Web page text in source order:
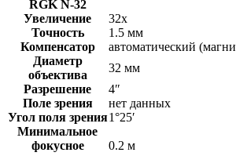
RGK N-32
Увеличение
32x
Точность
1.5 мм
Компенсатор
автоматический
Диаметр
объектива
32 мм
Разрешение
4″
Поле зрения
нет данных
Угол поля зрения1°25′
Минимальное
фокусное
0.2 м